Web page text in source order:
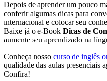
Depois de aprender um pouco
conferir algumas dicas para
internacional e colocar seu
Baixe já o e-Book Dicas de
aumente seu aprendizado na
Conheça nosso curso de inglês
qualidade das aulas presenciais
Confira!